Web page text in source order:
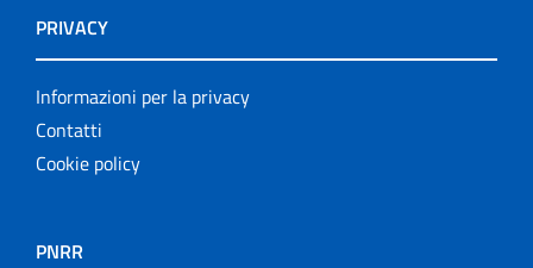
PRIVACY
Informazioni per la privacy
Contatti
Cookie policy
PNRR